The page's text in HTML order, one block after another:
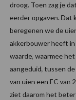
droog. Toen zag je
eerder opgaven. Dat
beregenen we de
akkerbouwer heeft in
waarde, waarmee
aangeduid, tussen
van uien een EC van
ziet daarom het